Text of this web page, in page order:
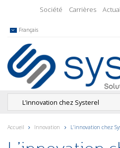
Société Carrières
Français
Accueil Innovation L’innovation chez